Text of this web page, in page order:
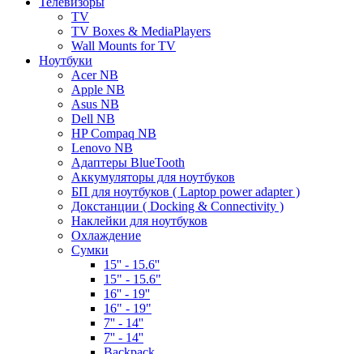
TV
TV Boxes & MediaPlayers
Wall Mounts for TV
Ноутбуки
Acer NB
Apple NB
Asus NB
Dell NB
HP Compaq NB
Lenovo NB
Адаптеры BlueTooth
Аккумуляторы для ноутбуков
БП для ноутбуков ( Laptop power adapter )
Докстанции ( Docking & Connectivity )
Наклейки для ноутбуков
Охлаждение
Сумки
15'' - 15.6''
15" - 15.6"
16'' - 19''
16" - 19"
7'' - 14''
7'' - 14''